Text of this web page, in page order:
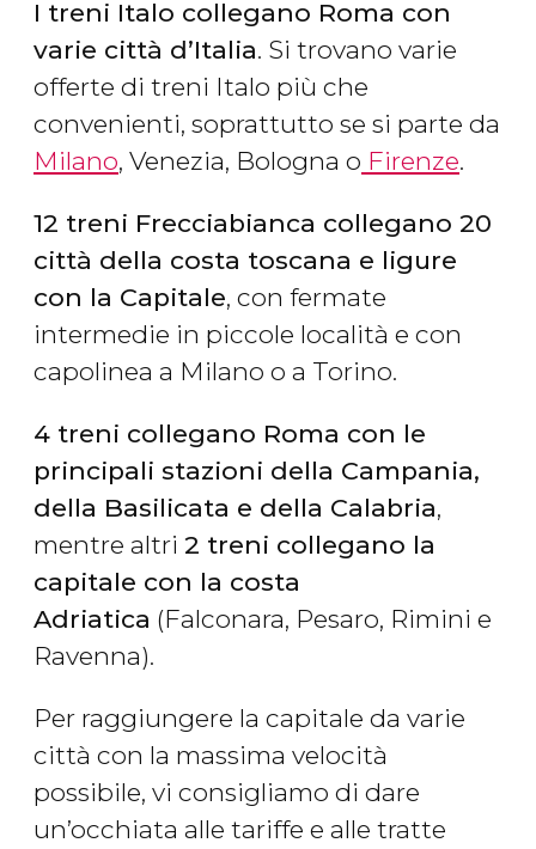
I treni Italo collegano Roma con
varie città d’Italia. Si trovano varie
offerte di treni Italo più che
convenienti, soprattutto se si parte da
Milano, Venezia, Bologna o Firenze.
12 treni Frecciabianca collegano 20
città della costa toscana e ligure
con la Capitale, con fermate
intermedie in piccole località e con
capolinea a Milano o a Torino.
4 treni collegano Roma con le
principali stazioni della Campania,
della Basilicata e della Calabria,
mentre altri 2 treni collegano la
capitale con la costa
Adriatica (Falconara, Pesaro, Rimini e
Ravenna).
Per raggiungere la capitale da varie
città con la massima velocità
possibile, vi consigliamo di dare
un’occhiata alle tariffe e alle tratte